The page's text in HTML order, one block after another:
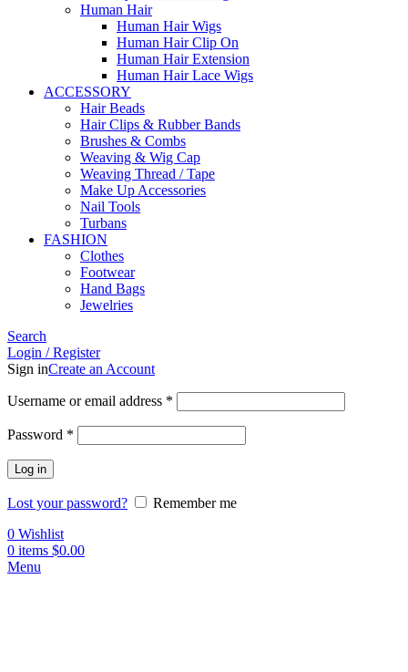
Human Hair
Human Hair Wigs
Human Hair Clip On
Human Hair Extension
Human Hair Lace Wigs
ACCESSORY
Hair Beads
Hair Clips & Rubber Bands
Brushes & Combs
Weaving & Wig Cap
Weaving Thread / Tape
Make Up Accessories
Nail Tools
Turbans
FASHION
Clothes
Footwear
Hand Bags
Jewelries
Search
Login / Register
Sign inCreate an Account
Username or email address *
Password *
Log in
Lost your password?
Remember me
0 Wishlist
0 items $0.00
Menu